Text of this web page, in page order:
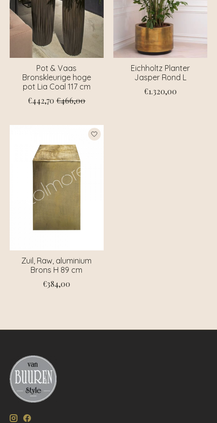
Pot & Vaas
Bronskleurige hoge
pot Lia Coal 117 cm
€442,70 €466,00
Eichholtz Planter
Jasper Rond L
€1.320,00
Zuil, Raw, aluminium
Brons H 89 cm
€384,00